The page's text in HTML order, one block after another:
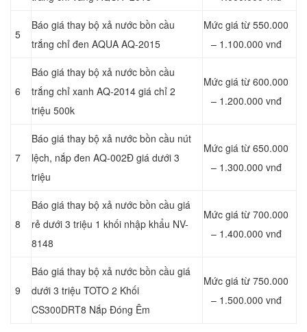
5
Báo giá thay bộ xả nước bồn cầu
trắng chỉ đen AQUA AQ-2015
Mức giá từ 550.000
– 1.100.000 vnđ
6
Báo giá thay bộ xả nước bồn cầu
trắng chỉ xanh AQ-2014 giá chỉ 2
triệu 500k
Mức giá từ 600.000
– 1.200.000 vnđ
7
Báo giá thay bộ xả nước bồn cầu nút
lệch, nắp đen AQ-002Đ giá dưới 3
triệu
Mức giá từ 650.000
– 1.300.000 vnđ
8
Báo giá thay bộ xả nước bồn cầu giá
rẻ dưới 3 triệu 1 khối nhập khẩu NV-
8148
Mức giá từ 700.000
– 1.400.000 vnđ
9
Báo giá thay bộ xả nước bồn cầu giá
dưới 3 triệu TOTO 2 Khối
CS300DRT8 Nắp Đóng Êm
Mức giá từ 750.000
– 1.500.000 vnđ